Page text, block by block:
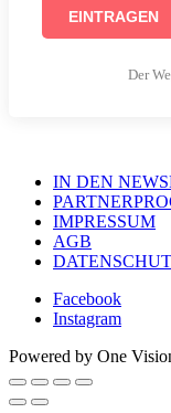
EINTRAGEN
Der
IN DEN
IMPRESSUM
AGB
Facebook
Instagram
Powered by One